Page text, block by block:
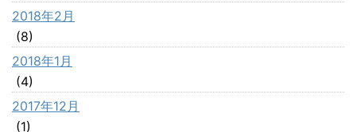
2018年2月
(8)
2018年1月
(4)
2017年12月
(1)